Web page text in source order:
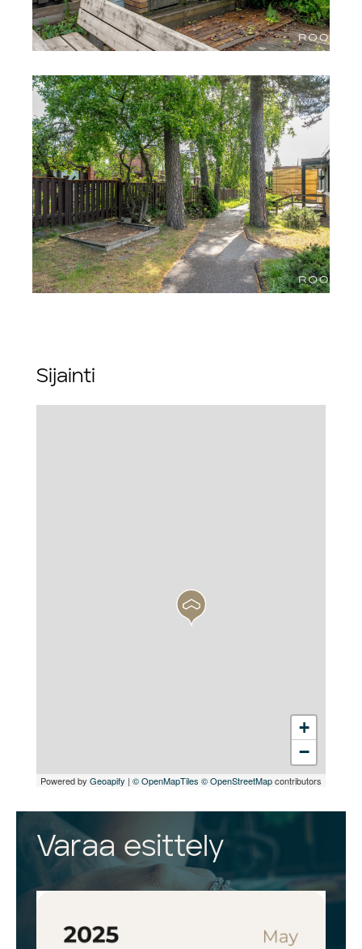
Sijainti
+
−
Powered by Geoapify | © OpenMapTiles © OpenStreetMapcontributors
Varaa esittely